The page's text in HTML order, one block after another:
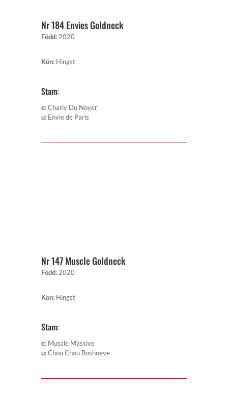
Nr 184 Envies Goldneck
Född: 2020
Kön: Hingst
Stam:
e:Charly Du Noyer
u: Envie de Paris
Nr 147 Muscle Goldneck
Född: 2020
Kön: Hingst
Stam:
e: Muscle Massive
u:Chou Chou Boshoeve